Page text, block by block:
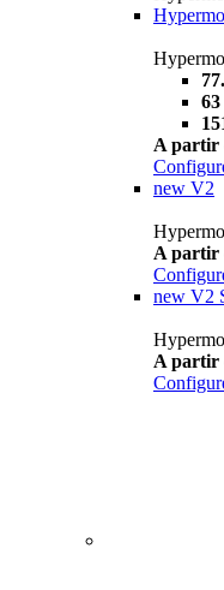
A partir
new V2
A partir
new V2
A partir